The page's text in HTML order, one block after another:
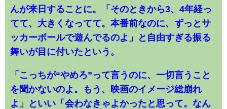
んが来日することに。「そのときから3、4年経っ
てて、大きくなってて。本番前なのに、ずっとサ
ッカーボールで遊んでるのよ」と自由すぎる振る
舞いが目に付いたという。
「こっちが“やめろ”って言うのに、一切言うこと
を聞かないのよ。もう、映画のイメージ総崩れ
よ」といい「会わなきゃよかったと思って。なん